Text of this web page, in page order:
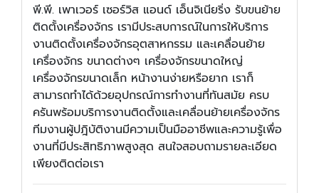
พี.พี. เพาเวอร์ เซอร์วิส แอนด์ เอ็นจิเนียริ่ง รับขนย้าย
ติดตั้งเครื่องจักร เรามีประสบการณ์ในการให้บริการ
งานติดตั้งเครื่องจักรอุตสาหกรรม และเคลื่อนย้าย
เครื่องจักร ขนาดต่างๆ เครื่องจักรขนาดใหญ่
เครื่องจักรขนาดเล็ก หน้างานง่ายหรือยาก เราก็
สามารถทำได้ด้วยอุปกรณ์การทำงานที่ทันสมัย ครบ
ครันพร้อมบริการงานติดตั้งและเคลื่อนย้ายเครื่องจักร
ทีมงานผู้ปฎิบัติงานมีความเป็นมืออาชีพและความรู้เพื่อ
งานที่มีประสิทธิภาพสูงสุด สนใจสอบถามรายละเอียด
เพียงติดต่อเรา